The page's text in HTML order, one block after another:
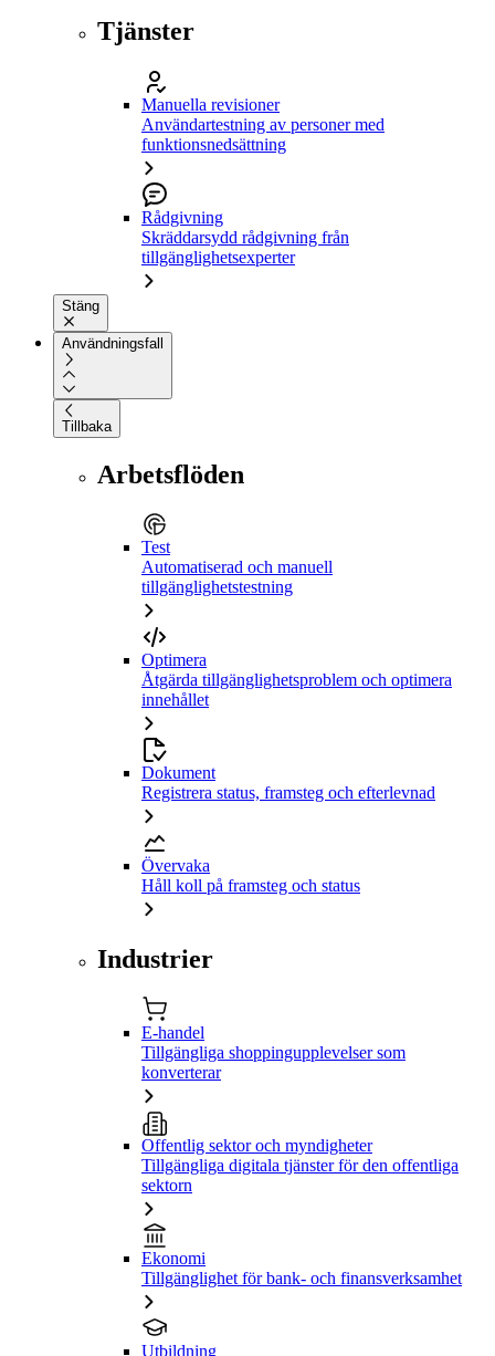
Tjänster
Manuella revisioner
Användartestning av personer med
funktionsnedsättning
Rådgivning
Skräddarsydd rådgivning från
tillgänglighetsexperter
Stäng
Användningsfall
Tillbaka
Arbetsflöden
Test
Automatiserad och manuell
tillgänglighetstestning
Optimera
Åtgärda tillgänglighetsproblem och optimera
innehållet
Dokument
Registrera status, framsteg och efterlevnad
Övervaka
Håll koll på framsteg och status
Industrier
E-handel
Tillgängliga shoppingupplevelser som
konverterar
Offentlig sektor och myndigheter
Tillgängliga digitala tjänster för den offentliga
sektorn
Ekonomi
Tillgänglighet för bank- och finansverksamhet
Utbildning